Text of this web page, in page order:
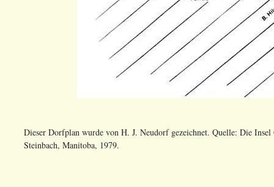
Dieser Dorfplan wurde von H. J. Neudorf gezeichnet. Quelle: Die Insel
Steinbach, Manitoba, 1979.